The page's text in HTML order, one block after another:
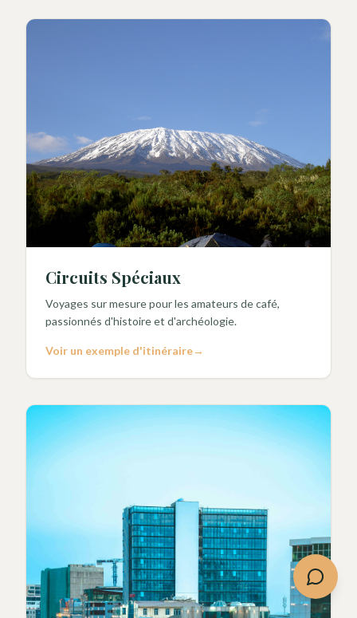
Circuits Spéciaux
Voyages sur mesure pour les amateurs de café,
passionnés d'histoire et d'archéologie.
Voir un exemple d'itinéraire→